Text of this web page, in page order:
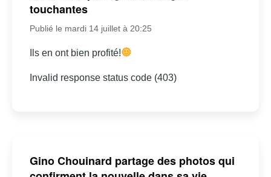
touchantes
Publié le mardi 14 juillet à 20:25
Ils en ont bien profité!
Invalid response status code (403)
Gino Chouinard partage des photos qui